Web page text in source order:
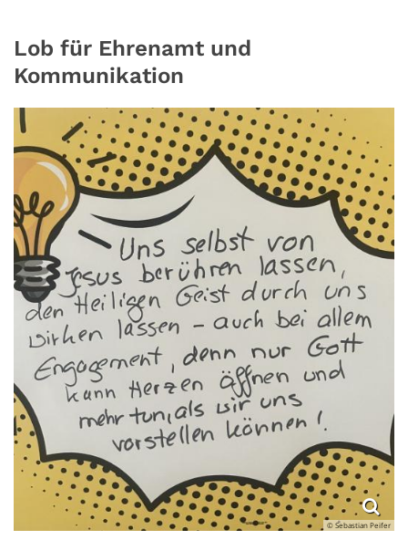
Lob für Ehrenamt und
Kommunikation
© Sebastian Peifer